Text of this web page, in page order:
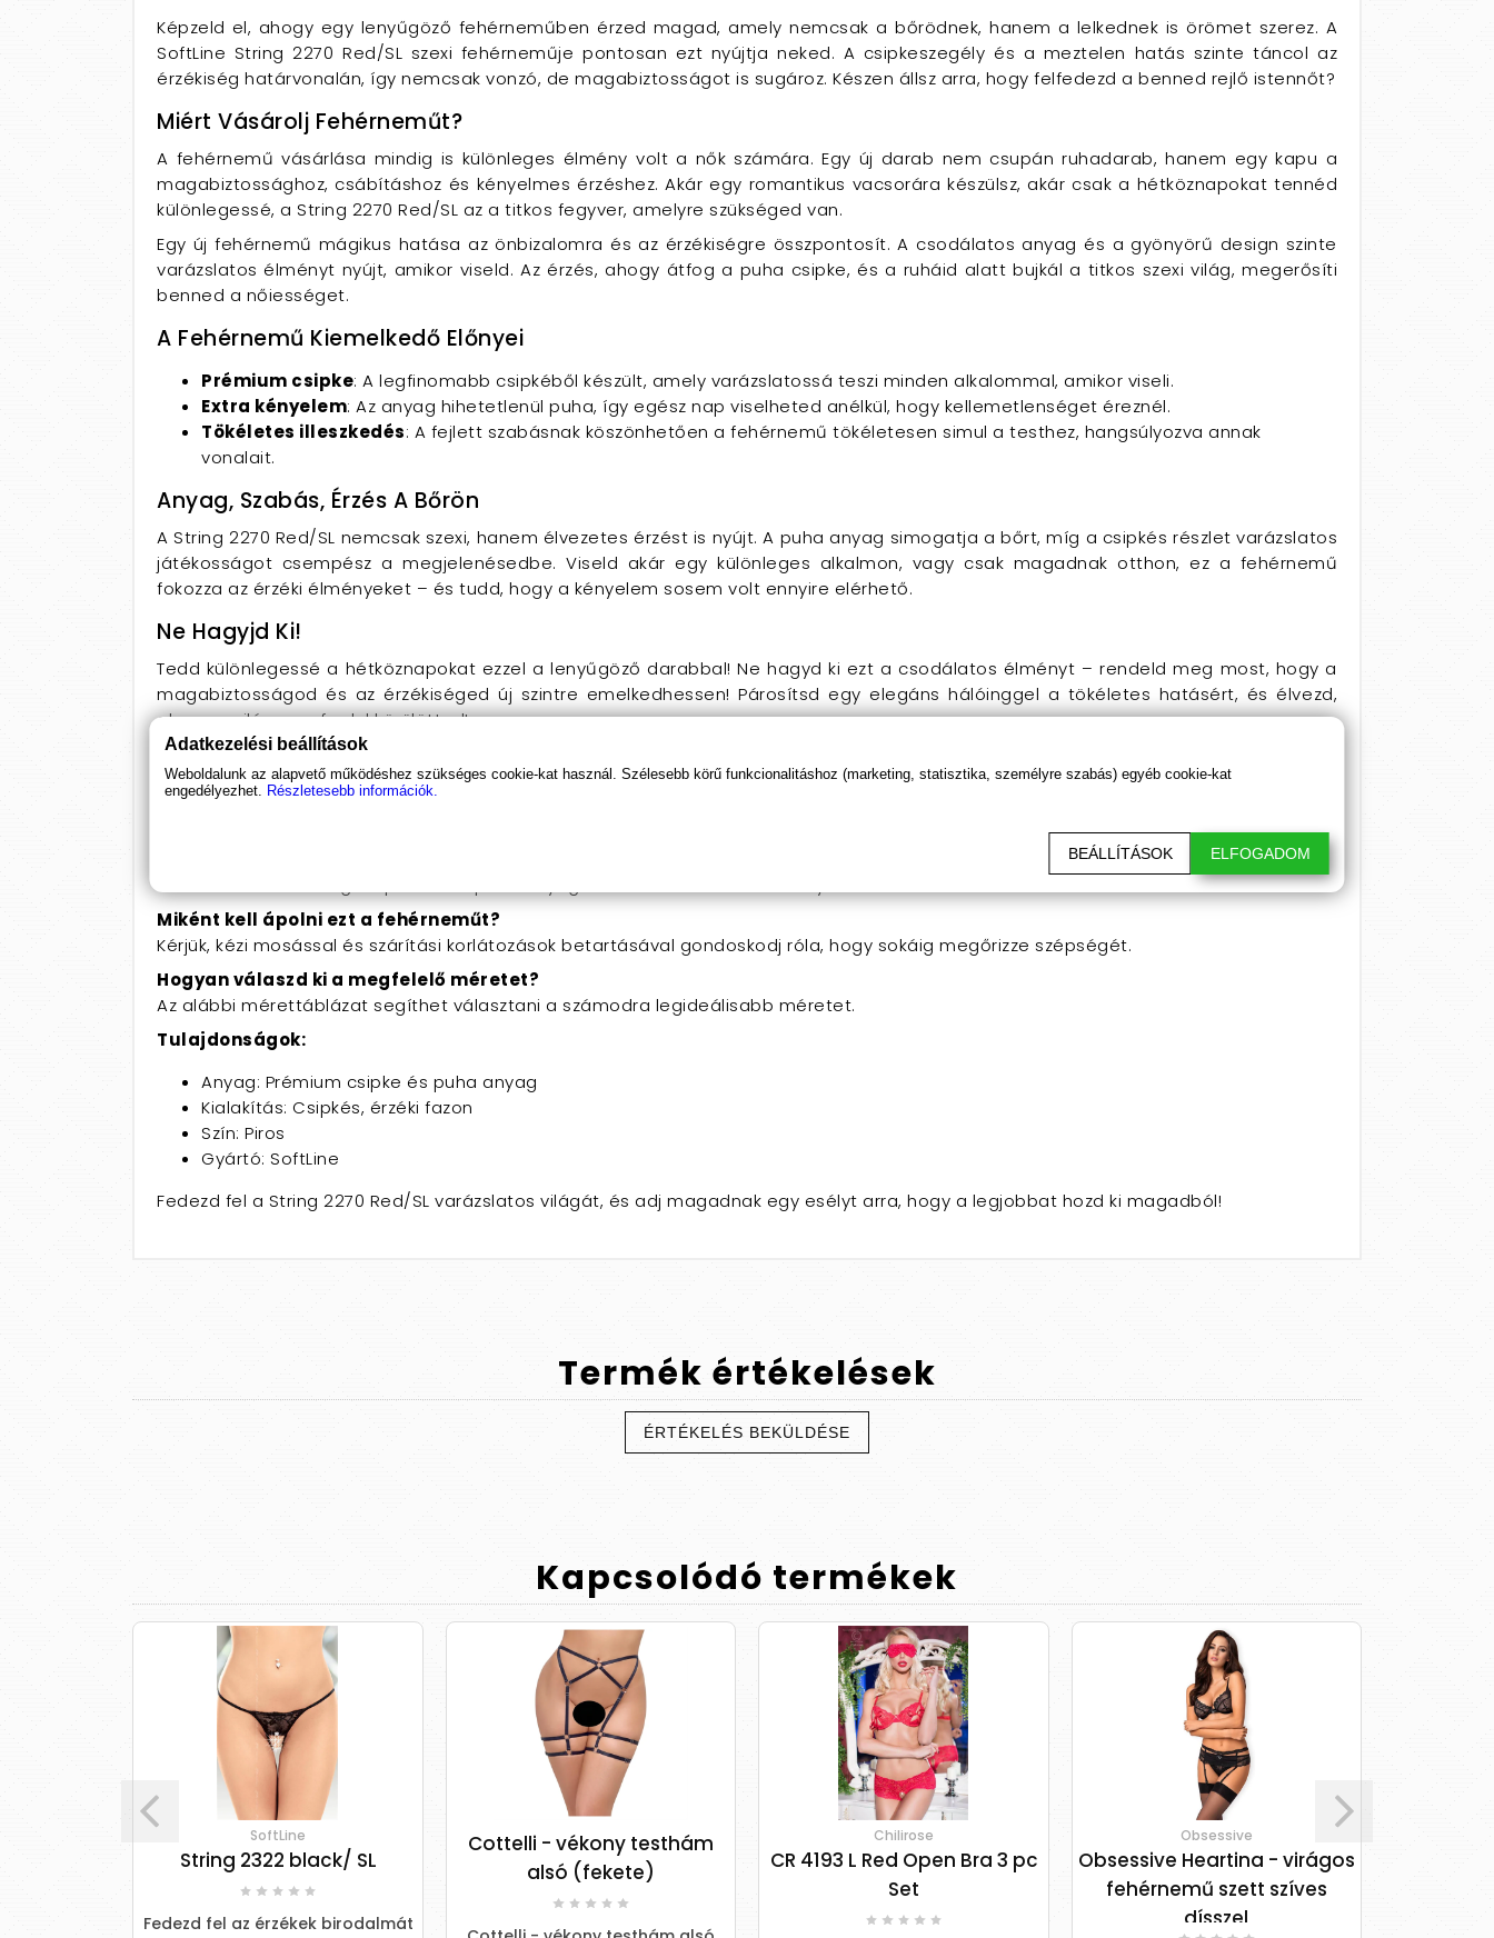
Képzeld el, ahogy egy lenyűgöző fehérneműben érzed magad, amely nemcsak a bőrödnek, hanem a lelkednek is örömet szerez. A
SoftLine String 2270 Red/SL szexi fehérneműje pontosan ezt nyújtja neked. A csipkeszegély és a meztelen hatás szinte táncol az
érzékiség határvonalán, így nemcsak vonzó, de magabiztosságot is sugároz. Készen állsz arra, hogy felfedezd a benned rejlő istennőt?
Miért Vásárolj Fehérneműt?
A fehérnemű vásárlása mindig is különleges élmény volt a nők számára. Egy új darab nem csupán ruhadarab, hanem egy kapu a
magabiztossághoz, csábításhoz és kényelmes érzéshez. Akár egy romantikus vacsorára készülsz, akár csak a hétköznapokat tennéd
különlegessé, a String 2270 Red/SL az a titkos fegyver, amelyre szükséged van.
Egy új fehérnemű mágikus hatása az önbizalomra és az érzékiségre összpontosít. A csodálatos anyag és a gyönyörű design szinte
varázslatos élményt nyújt, amikor viseld. Az érzés, ahogy átfog a puha csipke, és a ruháid alatt bujkál a titkos szexi világ, megerősíti
benned a nőiességet.
A Fehérnemű Kiemelkedő Előnyei
Prémium csipke: A legfinomabb csipkéből készült, amely varázslatossá teszi minden alkalommal, amikor viseli.
Extra kényelem: Az anyag hihetetlenül puha, így egész nap viselheted anélkül, hogy kellemetlenséget éreznél.
Tökéletes illeszkedés: A fejlett szabásnak köszönhetően a fehérnemű tökéletesen simul a testhez, hangsúlyozva annak
vonalait.
Anyag, Szabás, Érzés A Bőrön
A String 2270 Red/SL nemcsak szexi, hanem élvezetes érzést is nyújt. A puha anyag simogatja a bőrt, míg a csipkés részlet varázslatos
játékosságot csempész a megjelenésedbe. Viseld akár egy különleges alkalmon, vagy csak magadnak otthon, ez a fehérnemű
fokozza az érzéki élményeket – és tudd, hogy a kényelem sosem volt ennyire elérhető.
Ne Hagyjd Ki!
Tedd különlegessé a hétköznapokat ezzel a lenyűgöző darabbal! Ne hagyd ki ezt a csodálatos élményt – rendeld meg most, hogy a
magabiztosságod és az érzékiséged új szintre emelkedhessen! Párosítsd egy elegáns hálóinggel a tökéletes hatásért, és élvezd,
ahogy a világ megfordul körülötted!
GYIK
Milyen méretekben elérhető a String 2270 Red/SL?
Miként kell ápolni ezt a fehérneműt?
Kérjük, kézi mosással és szárítási korlátozások betartásával gondoskodj róla, hogy sokáig megőrizze szépségét.
Hogyan válaszd ki a megfelelő méretet?
Az alábbi mérettáblázat segíthet választani a számodra legideálisabb méretet.
Tulajdonságok:
Anyag: Prémium csipke és puha anyag
Kialakítás: Csipkés, érzéki fazon
Szín: Piros
Gyártó: SoftLine
Fedezd fel a String 2270 Red/SL varázslatos világát, és adj magadnak egy esélyt arra, hogy a legjobbat hozd ki magadból!
Termék értékelések
ÉRTÉKELÉS BEKÜLDÉSE
Kapcsolódó termékek
SoftLine
String 2322 black/ SL
Fedezd fel az érzékek birodalmát
Cottelli - vékony testhám
alsó (fekete)
Chilirose
CR 4193 L Red Open Bra 3 pc
Set
Obsessive
Obsessive Heartina - virágos
fehérnemű szett szíves
dísszel
Adatkezelési beállítások
Weboldalunk az alapvető működéshez szükséges cookie-kat használ. Szélesebb körű funkcionalitáshoz (marketing, statisztika, személyre szabás) egyéb cookie-kat
engedélyezhet. Részletesebb információk.
BEÁLLÍTÁSOK ELFOGADOM